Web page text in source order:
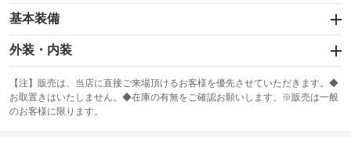
基本装備
エアバッグ：運転席/助手席
：装備あり
：装備あり
サンルーフ
：装備なし ABS
外装・内装
カーナビ：メモリーナビ他
：装備あり
TV：フルセグ
：装備あり
【注】販売は、当店に直接ご来場頂けるお客様を優先させていただきます。◆
お取置きはいたしません。◆在庫の有無をご確認お願いします。※販売は一般
のお客様に限ります。